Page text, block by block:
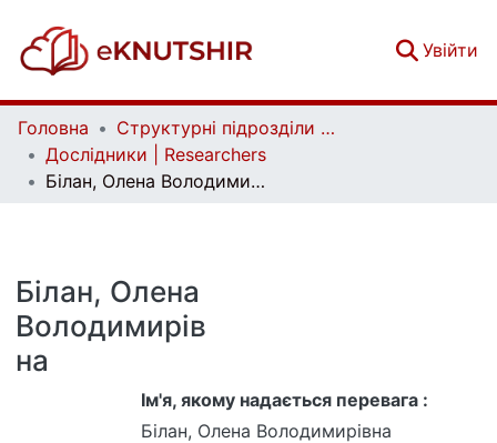
Увійти
Головна
Структурні підрозділи Київського національного університету імені Тараса Шевченка та Організації | Faculties, Institutes and Departments of Taras Shevchenko National University of Kyiv and Organizations
Дослідники | Researchers
Білан, Олена Володимирівна
Білан, Олена
Володимирів
на
Ім'я, якому надається перевага :
Білан, Олена Володимирівна